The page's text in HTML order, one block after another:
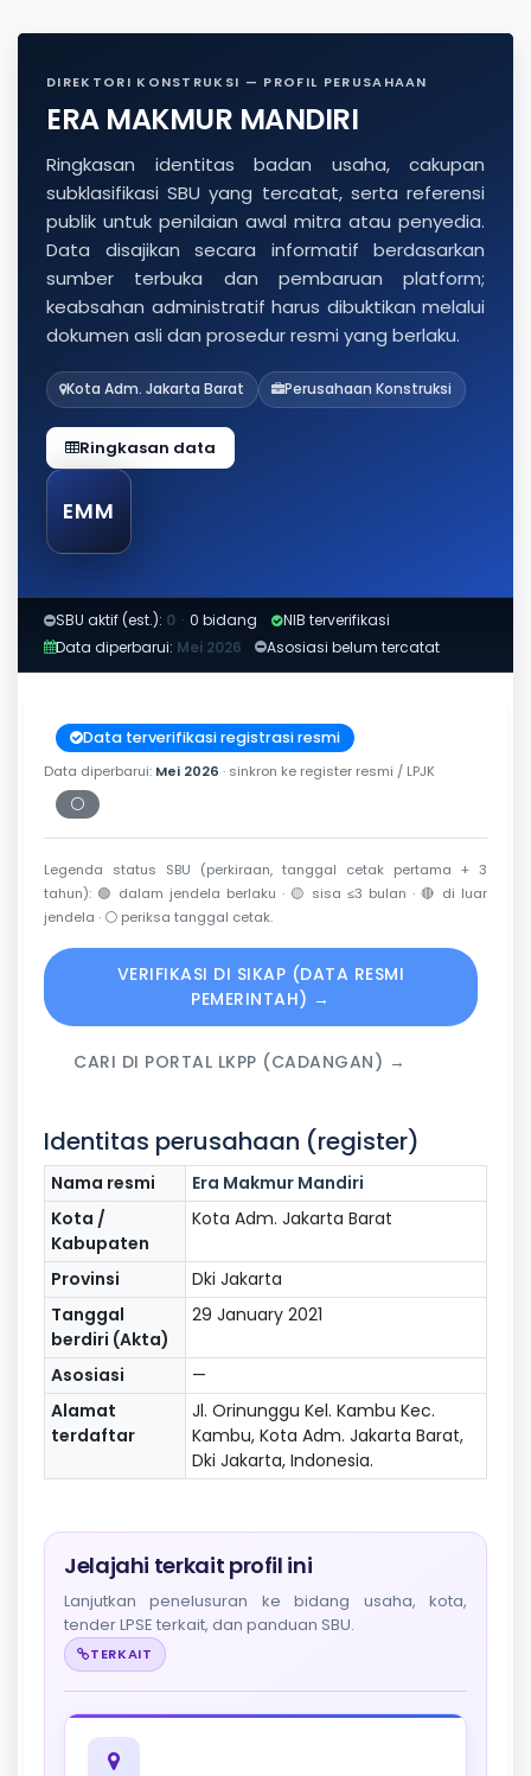
DIREKTORI KONSTRUKSI — PROFIL PERUSAHAAN
ERA MAKMUR MANDIRI
Ringkasan identitas badan usaha, cakupan
subklasifikasi SBU yang tercatat, serta referensi
publik untuk penilaian awal mitra atau penyedia.
Data disajikan secara informatif berdasarkan
sumber terbuka dan pembaruan platform;
keabsahan administratif harus dibuktikan melalui
dokumen asli dan prosedur resmi yang berlaku.
Kota Adm. Jakarta Barat Perusahaan Konstruksi
Ringkasan data
EMM
SBU aktif (est.): 0 · 0 bidang
NIB terverifikasi
Data diperbarui: Mei 2026 Asosiasi belum tercatat
Data terverifikasi registrasi resmi
Data diperbarui: Mei 2026 · sinkron ke register resmi / LPJK
⚪
Periksa tanggal cetak
Legenda status SBU (perkiraan, tanggal cetak pertama + 3
tahun): 🟢 dalam jendela berlaku · 🟡 sisa ≤3 bulan · 🔴 di luar
jendela · ⚪ periksa tanggal cetak.
VERIFIKASI DI SIKAP (DATA RESMI
PEMERINTAH) →
CARI DI PORTAL LKPP (CADANGAN) →
Identitas perusahaan (register)
Nama resmi
Era Makmur Mandiri
Kota /
Kabupaten
Kota Adm. Jakarta Barat
Provinsi
Dki Jakarta
Tanggal
berdiri (Akta)
29 January 2021
Asosiasi
—
Alamat
terdaftar
Jl. Orinunggu Kel. Kambu Kec.
Kambu, Kota Adm. Jakarta Barat,
Dki Jakarta, Indonesia.
Jelajahi terkait profil ini
Lanjutkan penelusuran ke bidang usaha, kota,
tender LPSE terkait, dan panduan SBU.
TERKAIT